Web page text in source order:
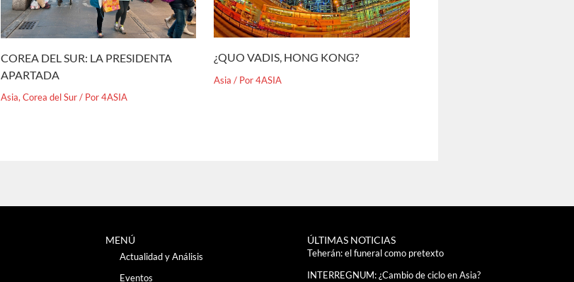
COREA DEL SUR: LA PRESIDENTA
APARTADA
Asia,Corea del Sur/ Por4ASIA
¿QUO VADIS, HONG KONG?
Asia / Por4ASIA
MENÚ
Actualidad y Análisis
Eventos
ÚLTIMAS NOTICIAS
Teherán: el funeral como pretexto
INTERREGNUM: ¿Cambio de ciclo en Asia?